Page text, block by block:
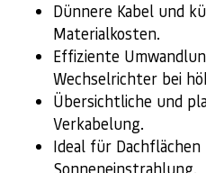
Dünnere Kabel und
Materialkosten.
Effiziente
Wechselrichter bei
Übersichtliche und
Verkabelung.
Ideal für
Sonneneinstrahlung.